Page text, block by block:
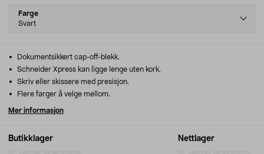
Select
variant
Farge
Svart
Butikklager Nettlager
Dokumentsikkert cap-off-blekk.
Schneider Xpress kan ligge lenge uten kork.
Skriv eller skissere med presisjon.
Flere farger å velge mellom.
Mer informasjon